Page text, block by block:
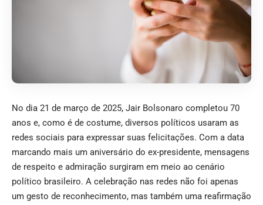
No dia 21 de março de 2025, Jair Bolsonaro completou 70
anos e, como é de costume, diversos políticos usaram as
redes sociais para expressar suas felicitações. Com a data
marcando mais um aniversário do ex-presidente, mensagens
de respeito e admiração surgiram em meio ao cenário
político brasileiro. A celebração nas redes não foi apenas
um gesto de reconhecimento, mas também uma reafirmação